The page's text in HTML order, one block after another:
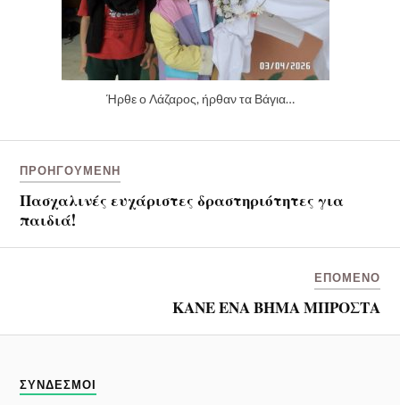
Ήρθε ο Λάζαρος, ήρθαν τα Βάγια…
ΠΡΟΗΓΟΎΜΕΝΗ
Πασχαλινές ευχάριστες δραστηριότητες για
παιδιά!
ΕΠΌΜΕΝΟ
ΚΑΝΕ ΕΝΑ ΒΗΜΑ ΜΠΡΟΣΤΑ
ΣΎΝΔΕΣΜΟΙ